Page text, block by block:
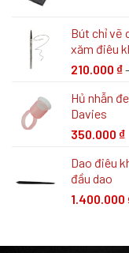
Bút chỉ vẽ
xăm điêu
210.000 ₫
Hủ nhẫn
Davies
350.000 ₫
Dao điêu
đầu dao
1.400.000